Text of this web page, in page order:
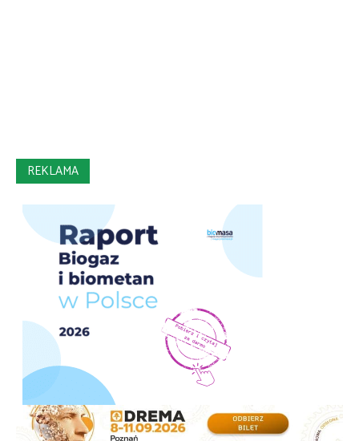
REKLAMA